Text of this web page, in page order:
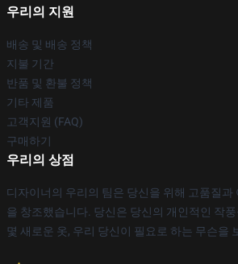
우리의 지원
배송 및 배송 정책
지불 기간
반품 및 환불 정책
기타 제품
고객지원 (FAQ)
구매하기
우리의 상점
디자이너의 우리의 팀은 당신을 위해 고품질과
을 창조했습니다. 당신은 당신의 개인적인 작
몇 새로운 옷, 우리 당신이 필요로 하는 무슨을